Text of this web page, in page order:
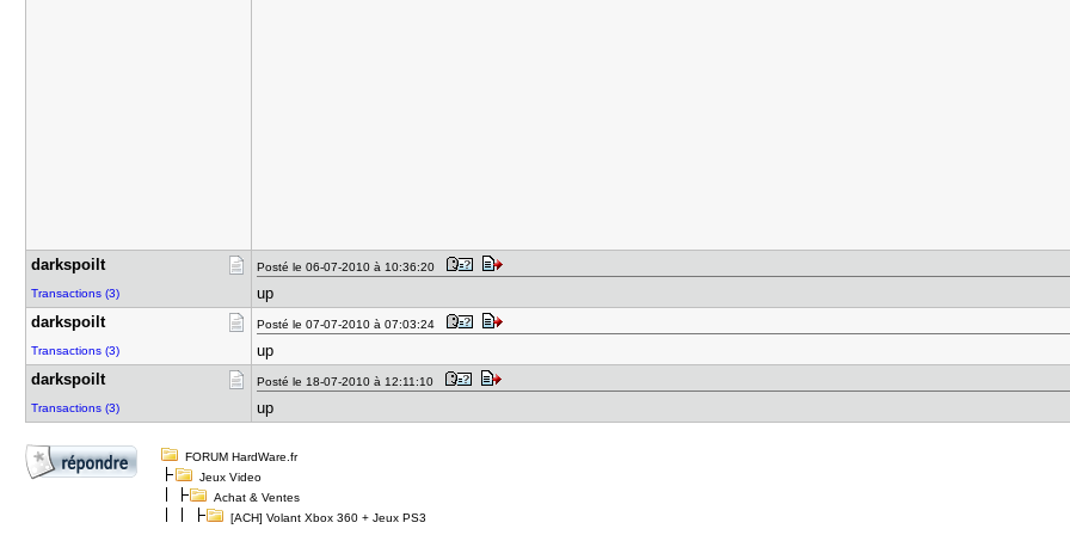
darkspoilt
Transactions (3)
Posté le 06-07-2010 à 10:36:20
up
darkspoilt
Transactions (3)
Posté le 07-07-2010 à 07:03:24
up
darkspoilt
Transactions (3)
Posté le 18-07-2010 à 12:11:10
up
FORUM HardWare.fr
Jeux Video
Achat & Ventes
[ACH] Volant Xbox 360 + Jeux PS3